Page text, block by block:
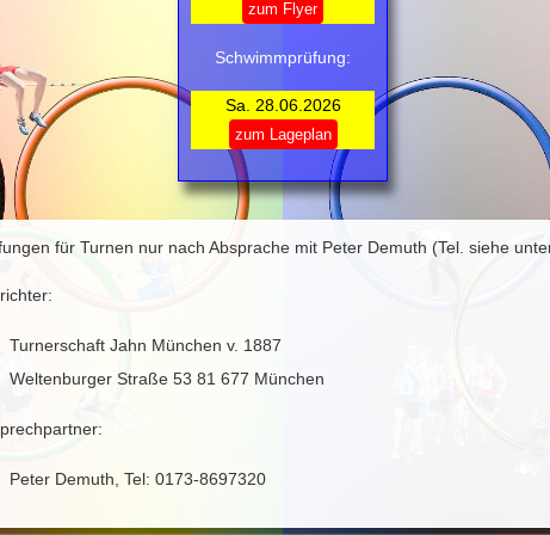
zum Flyer
Schwimmprüfung:
Sa. 28.06.2026
zum Lageplan
für Turnen nur nach Absprache mit Peter Demuth (Tel. siehe
Turnerschaft Jahn München v. 1887
Weltenburger Straße 53 81 677 München
Peter Demuth, Tel: 0173-8697320